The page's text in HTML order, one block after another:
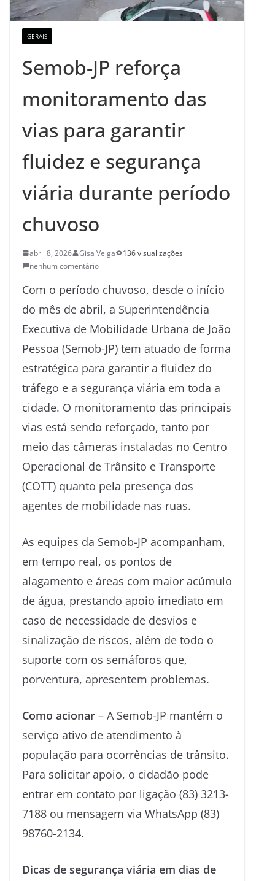
GERAIS
Semob-JP reforça
monitoramento das
vias para garantir
fluidez e segurança
viária durante período
chuvoso
abril 8, 2026 Gisa Veiga
136 visualizações
nenhum comentário
Com o período chuvoso, desde o início
do mês de abril, a Superintendência
Executiva de Mobilidade Urbana de João
Pessoa (Semob-JP) tem atuado de forma
estratégica para garantir a fluidez do
tráfego e a segurança viária em toda a
cidade. O monitoramento das principais
vias está sendo reforçado, tanto por
meio das câmeras instaladas no Centro
Operacional de Trânsito e Transporte
(COTT) quanto pela presença dos
agentes de mobilidade nas ruas.
As equipes da Semob-JP acompanham,
em tempo real, os pontos de
alagamento e áreas com maior acúmulo
de água, prestando apoio imediato em
caso de necessidade de desvios e
sinalização de riscos, além de todo o
suporte com os semáforos que,
porventura, apresentem problemas.
Como acionar – A Semob-JP mantém o
serviço ativo de atendimento à
população para ocorrências de trânsito.
Para solicitar apoio, o cidadão pode
entrar em contato por ligação (83) 3213-
7188 ou mensagem via WhatsApp (83)
98760-2134.
Dicas de segurança viária em dias de